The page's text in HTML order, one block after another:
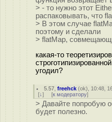
> - то нужно этот
распаковывать, что
> В этом случае
поэтому и сделали
> flatMap,
какая-то
угодил?
5.57 ,freehck (ok), 10:48,
[↓] [к модератору]
> Давайте попробую
будет полезно.